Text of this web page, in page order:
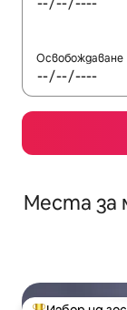
Освобождаване
Места за